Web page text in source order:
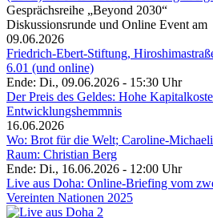
Gesprächsreihe „Beyond 2030“
Diskussionsrunde und Online Event am
09.06.2026
Friedrich-Ebert-Stiftung,
6.01 (und online)
Ende: Di., 09.06.2026 - 15:30 Uhr
Der Preis des Geldes: Hohe
Entwicklungshemmnis
16.06.2026
Wo: Brot für die Welt; Caroline-
Raum: Christian Berg
Ende: Di., 16.06.2026 - 12:00 Uhr
Live aus Doha: Online-Briefing vom
Vereinten Nationen 2025